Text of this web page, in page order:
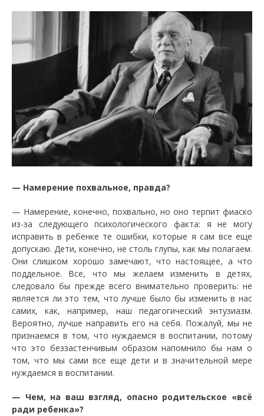
— Намерение похвальное, правда?
— Намерение, конечно, похвально, но оно терпит фиаско
из-за следующего психологического факта: я не могу
исправить в ребенке те ошибки, которые я сам все еще
допускаю. Дети, конечно, не столь глупы, как мы полагаем.
Они слишком хорошо замечают, что настоящее, а что
поддельное. Все, что мы желаем изменить в детях,
следовало бы прежде всего внимательно проверить: не
является ли это тем, что лучше было бы изменить в нас
самих, как, например, наш педагогический энтузиазм.
Вероятно, лучше направить его на себя. Пожалуй, мы не
признаемся в том, что нуждаемся в воспитании, потому
что это беззастенчивым образом напомнило бы нам о
том, что мы сами все еще дети и в значительной мере
нуждаемся в воспитании.
— Чем, на ваш взгляд, опасно родительское «всё
ради ребенка»?